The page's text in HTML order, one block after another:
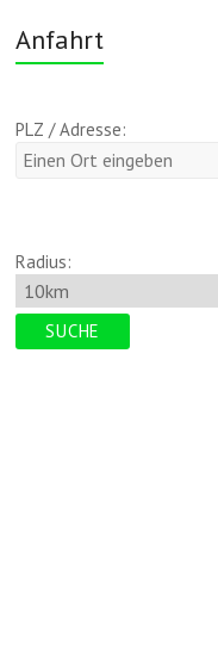
Anfahrt
PLZ / Adresse:
Radius: